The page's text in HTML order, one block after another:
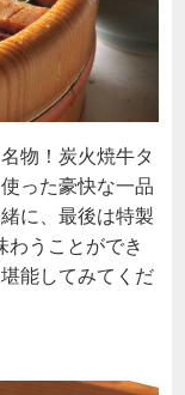
物！炭火焼牛タ
った豪快な一品
に、最後は特製
うことができ
能してみてくだ